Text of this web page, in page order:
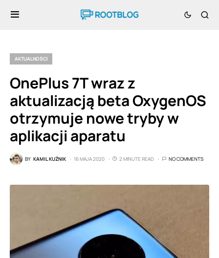
AKTUALNOŚCI
OnePlus 7T wraz z
aktualizacją beta OxygenOS
otrzymuje nowe tryby w
aplikacji aparatu
BY KAMIL KUŹNIK 16 MAJA 2020 2 MINUTE READ NO COMMENTS